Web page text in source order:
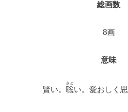
総画数
8画
意味
賢い。 聡
さと
い。愛おしく